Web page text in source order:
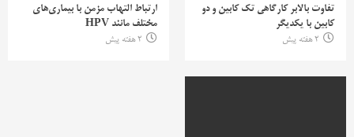
تفاوت بالابر کارگاهی تک کابین و دو
کابین با یکدیگر
2 هفته پیش
ارتباط التهاب مزمن با بیماری‌های
مختلف مانند HPV
2 هفته پیش